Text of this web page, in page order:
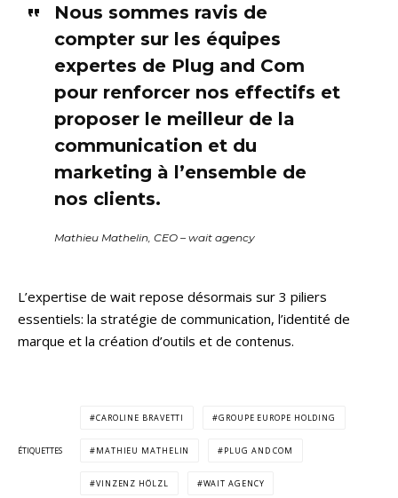
Nous sommes ravis de
compter sur les équipes
expertes de Plug and Com
pour renforcer nos effectifs et
proposer le meilleur de la
communication et du
marketing à l’ensemble de
nos clients.
Mathieu Mathelin, CEO – wait agency
L’expertise de wait repose désormais sur 3 piliers
essentiels: la stratégie de communication, l’identité de
marque et la création d’outils et de contenus.
ÉTIQUETTES
CAROLINE BRAVETTI GROUPE EUROPE HOLDING
MATHIEU MATHELIN PLUG AND COM
VINZENZ HÖLZL WAIT AGENCY